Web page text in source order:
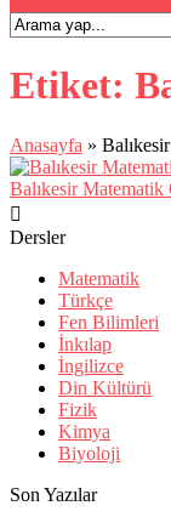
Etiket:
Anasayfa »
Balıkesir Matematik
Dersler
Matematik
Türkçe
Fen Bilimleri
İnkılap
İngilizce
Din Kültürü
Fizik
Kimya
Biyoloji
Son Yazılar